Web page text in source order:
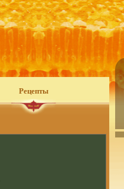
Рецепты